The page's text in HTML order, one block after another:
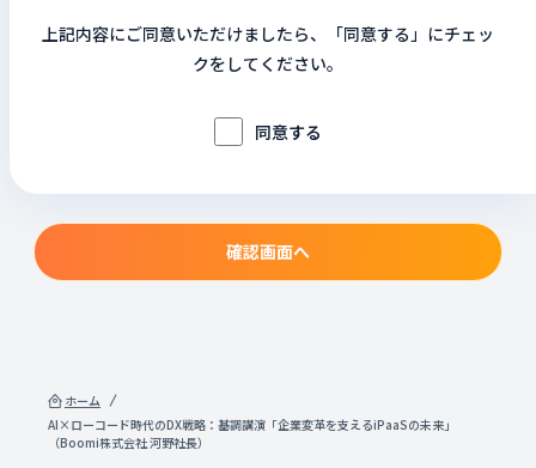
上記内容にご同意いただけましたら、「同意する」にチェッ
クをしてください。
同意する
確認画面へ
ホーム
AI×ローコード時代のDX戦略：基調講演「企業変革を支えるiPaaSの未来」
（Boomi株式会社 河野社長）